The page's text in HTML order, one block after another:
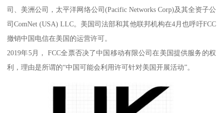
司、美洲公司，太平洋网络公司(Pacific Networks Corp)及其全资子公
司ComNet (USA) LLC。美国司法部和其他联邦机构在4月也呼吁FCC
撤销中国电信在美国的运营许可。
2019年5月， FCC全票否决了中国移动有限公司在美国提供服务的权
利，理由是所谓的“中国可能会利用许可针对美国开展活动”。